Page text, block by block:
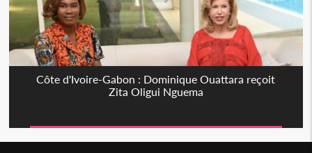
Côte d'Ivoire-Gabon : Dominique Ouattara reçoit
Zita Oligui Nguema